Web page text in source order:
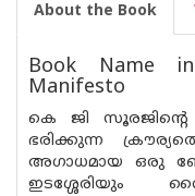
About the Book
Book Name
Manifesto
കെ ജി
ഭരിക്കുന്ന
അഗാധമായ ഒരു
ഇടശ്ശേരിയും